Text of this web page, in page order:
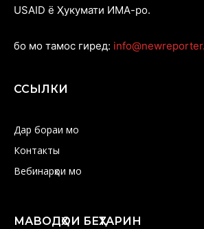
USAID ё Ҳукумати ИМА-ро.
бо мо тамос гиред:
ССЫЛКИ
Дар бораи мо
Контакты
Вебинарҳои мо
МАВОДҲОИ БЕҲТАРИН